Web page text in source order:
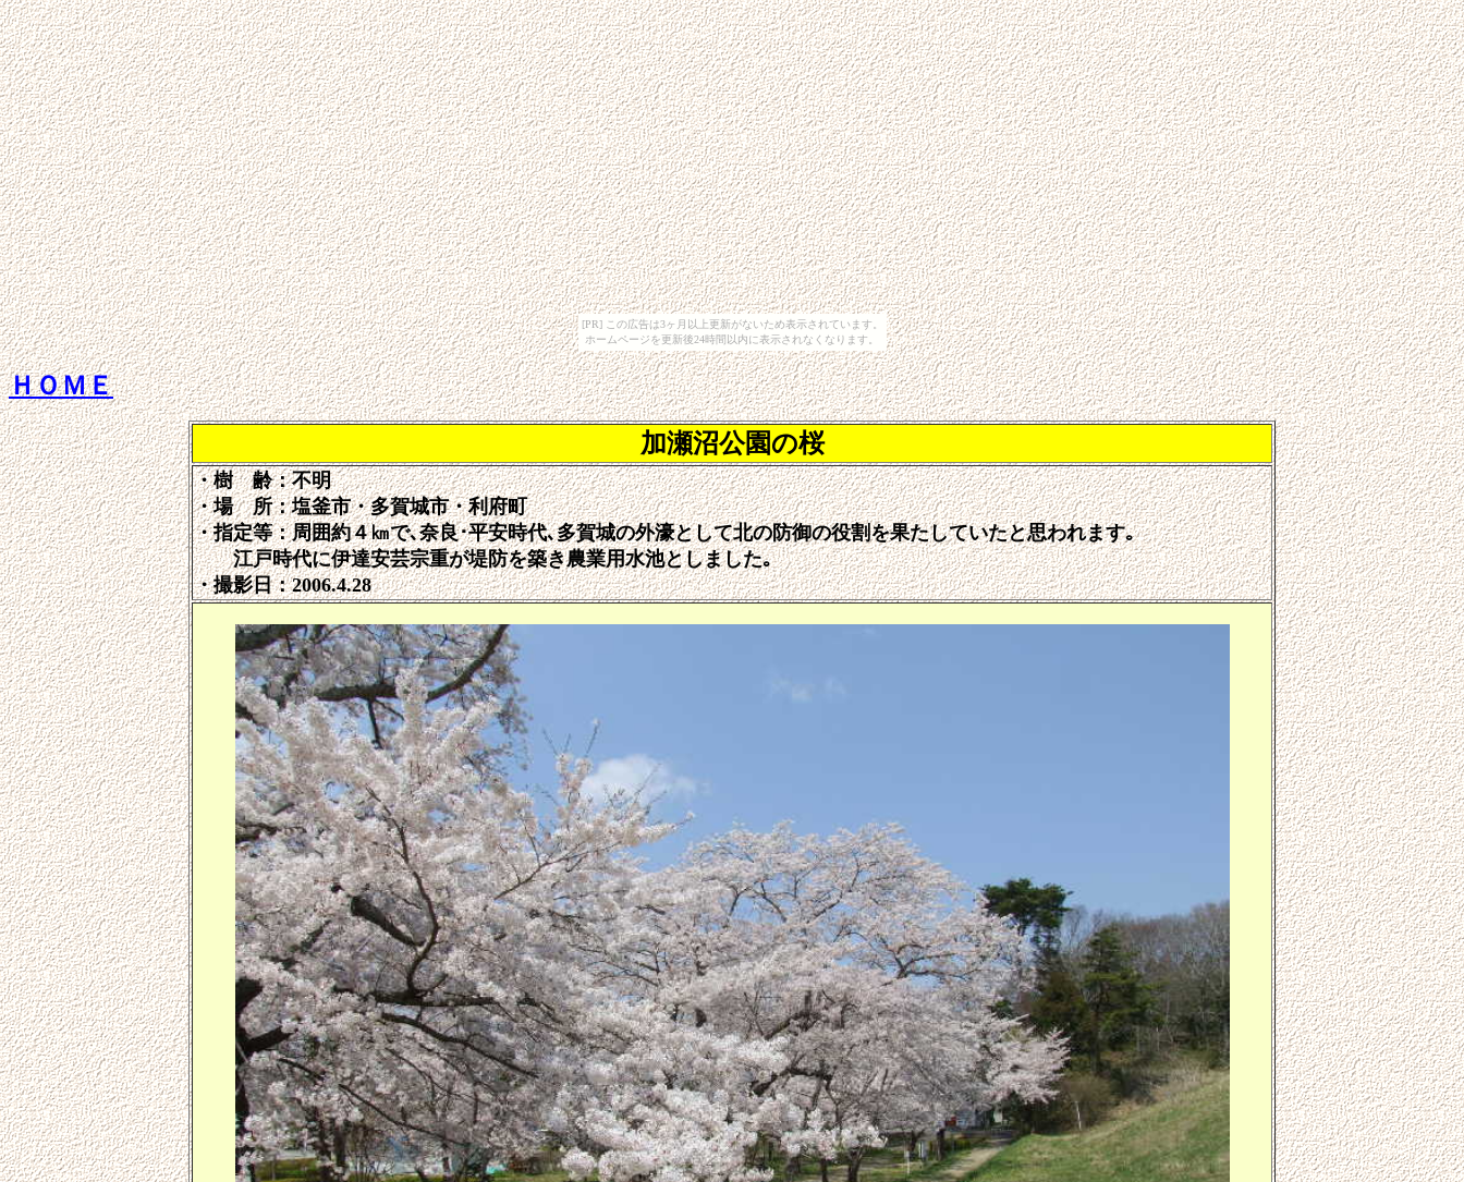
[PR] この広告は3ヶ月以上更新がないため表示されています。
ホームページを更新後24時間以内に表示されなくなります。
ＨＯＭＥ
加瀬沼公園の桜
・樹 齢：不明
・場 所：塩釜市・多賀城市・利府町
・指定等：周囲約４㎞で､奈良･平安時代､多賀城の外濠として北の防御の役割を果たしていたと思われます｡
江戸時代に伊達安芸宗重が堤防を築き農業用水池としました｡
・撮影日：2006.4.28